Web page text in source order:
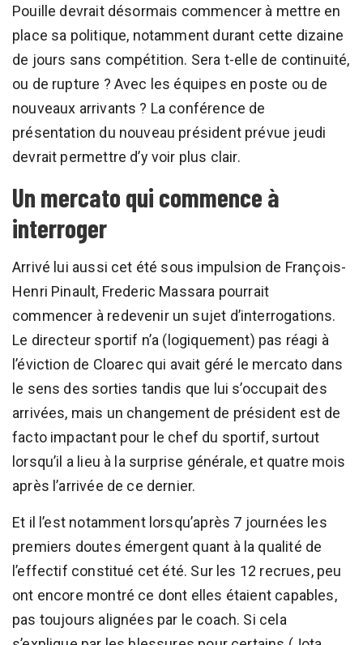
Pouille devrait désormais commencer à mettre en
place sa politique, notamment durant cette dizaine
de jours sans compétition. Sera t-elle de continuité,
ou de rupture ? Avec les équipes en poste ou de
nouveaux arrivants ? La conférence de
présentation du nouveau président prévue jeudi
devrait permettre d’y voir plus clair.
Un mercato qui commence à
interroger
Arrivé lui aussi cet été sous impulsion de François-
Henri Pinault, Frederic Massara pourrait
commencer à redevenir un sujet d’interrogations.
Le directeur sportif n’a (logiquement) pas réagi à
l’éviction de Cloarec qui avait géré le mercato dans
le sens des sorties tandis que lui s’occupait des
arrivées, mais un changement de président est de
facto impactant pour le chef du sportif, surtout
lorsqu’il a lieu à la surprise générale, et quatre mois
après l’arrivée de ce dernier.
Et il l’est notamment lorsqu’après 7 journées les
premiers doutes émergent quant à la qualité de
l’effectif constitué cet été. Sur les 12 recrues, peu
ont encore montré ce dont elles étaient capables,
pas toujours alignées par le coach. Si cela